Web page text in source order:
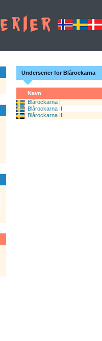
Underserier for Blårockarna
Navn
Blårockarna I
Blårockarna II
Blårockarna III